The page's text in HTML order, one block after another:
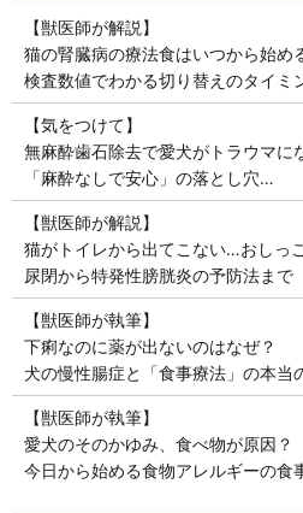
【獣医師が解説】
猫の腎臓病の療法食はいつから始め
検査数値でわかる切り替えのタイミ
【気をつけて】
無麻酔歯石除去で愛犬がトラウマに
「麻酔なしで安心」の落とし穴…
【獣医師が解説】
猫がトイレから出てこない…おしっ
尿閉から特発性膀胱炎の予防法まで
【獣医師が執筆】
下痢なのに薬が出ないのはなぜ？
犬の慢性腸症と「食事療法」の本当
【獣医師が執筆】
愛犬のそのかゆみ、食べ物が原因？
今日から始める食物アレルギーの食